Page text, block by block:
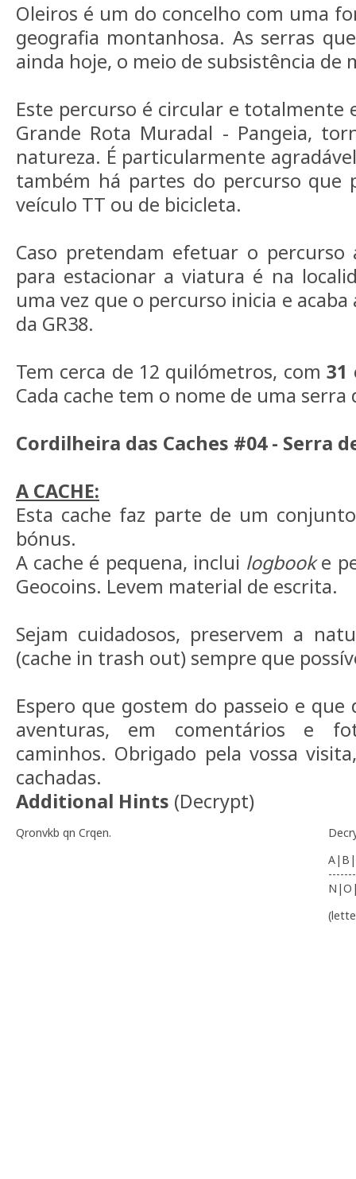
Oleiros é um do concelho com uma
geografia montanhosa. As serras
ainda hoje, o meio de subsistência de
Este percurso é circular e totalmente
Grande Rota Muradal - Pangeia,
natureza. É particularmente
também há partes do percurso que
veículo TT ou de bicicleta.
Caso pretendam efetuar o percurso
para estacionar a viatura é na
uma vez que o percurso inicia e
da GR38.
Tem cerca de 12 quilómetros, com31
Cada cache tem o nome de uma serra
Cordilheira das Caches #04 - Serra
A CACHE:
Esta cache faz parte de um
bónus.
A cache é pequena, inclui logbooke
Geocoins. Levem material de escrita.
Sejam cuidadosos, preservem a
(cache in trash out) sempre que
Espero que gostem do passeio e que
aventuras, em comentários e
caminhos. Obrigado pela vossa
cachadas.
Additional Hints (Decrypt)
Qronvkb qn Crqen.